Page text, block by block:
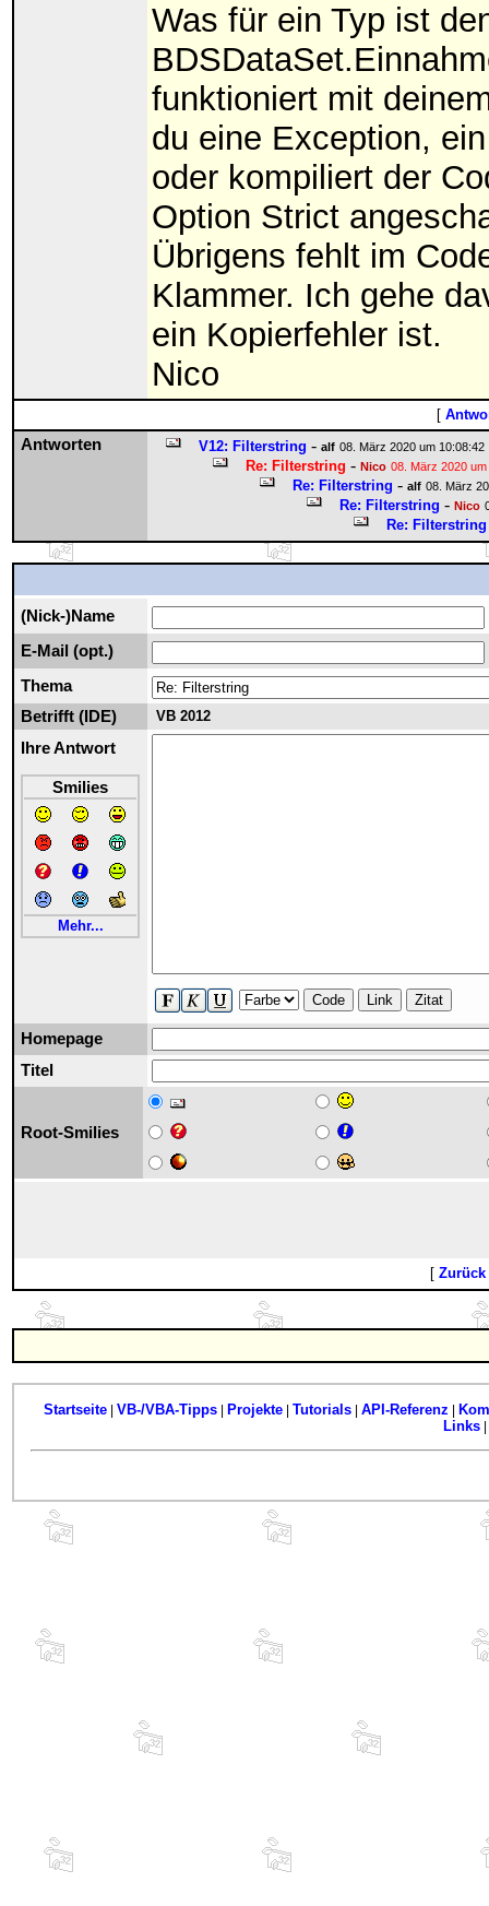
Was für ein Typ ist
funktioniert mit
du eine Exception,
oder kompiliert der
Option Strict
Übrigens fehlt im
Klammer. Ich gehe
ein Kopierfehler ist.
Nico
[
Antworten V12: Filterstring - alf 08. März 2020 um 10:08:42
Re: Filterstring - Nico 08. März 2020
Re: Filterstring - alf 08. März
Re: Filterstring - Nico
Re: Filterstring
(Nick-)Name
E-Mail (opt.)
Thema
Betrifft (IDE)
VB 2012
Ihre Antwort
Smilies
Mehr...
Code Link Zitat
Homepage
Titel
Root-Smilies
[ Zurück
Startseite| VB-/VBA-Tipps| Projekte| Tutorials| API-Referenz
Links